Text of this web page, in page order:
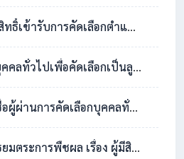
เลือกตำแหน่งครูอัตราจ้าง วิชาเอกสังคมศึกษา
นลูกจ้างชั่วคราว ตำแหน่งครูอัตราจ้าง วิชาเอกสังคมศึกษา
ไปเพื่อจ้างเป็นลูกจ้างชั่วคราว ตำแหน่ง แม่บ้าน/นักการภารโรง
คัดเลือกบุคคลทั่วไปเพื่อจ้างเป็นลูกจ้างชั่วคราว ตำแหน่งแม่บ้าน / นักการภารโรง